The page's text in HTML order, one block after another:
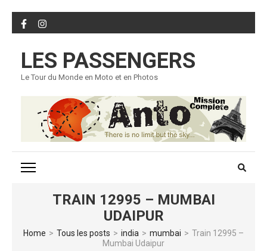
Skip
to
(Press
Enter)
LES PASSENGERS
Le Tour du Monde en Moto et en Photos
TRAIN 12995 – MUMBAI
UDAIPUR
Home > Tous les posts > india > mumbai > Train 12995 –
Mumbai Udaipur